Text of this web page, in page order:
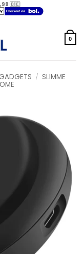
🇧🇪
0
/ SLIMME